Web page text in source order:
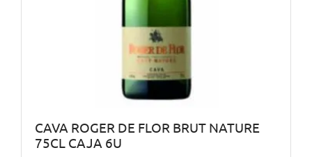
CAVA ROGER DE FLOR BRUT NATURE
75CL CAJA 6U